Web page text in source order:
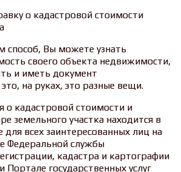
способ, Вы можете узнать
своего объекта недвижимости,
и иметь документ
на руках, это разные вещи.
кадастровой стоимости и
земельного участка находится в
для всех заинтересованных лиц на
Федеральной службы
кадастра и картографии
государственных услуг